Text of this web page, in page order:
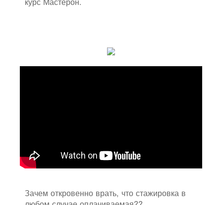
Зачем откровенно врать, что стажировка в